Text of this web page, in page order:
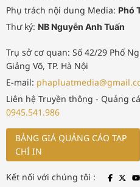
Phụ trách nội dung Media: Phó
Thư ký: NB Nguyễn Anh Tuấn
Trụ sở cơ quan: Số 42/29 Phố
Giảng Võ, TP. Hà Nội
E-mail:
Liên hệ Truyền thông - Quảng
0945.541.986
BẢNG GIÁ QUẢNG CÁO TẠP
CHÍ IN
Kết nối với chúng tôi :